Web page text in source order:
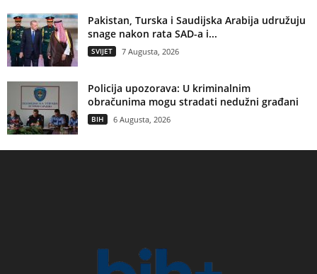
Pakistan, Turska i Saudijska Arabija udružuju
snage nakon rata SAD-a i...
SVIJET 7 Augusta, 2026
Policija upozorava: U kriminalnim
obračunima mogu stradati nedužni građani
BIH 6 Augusta, 2026